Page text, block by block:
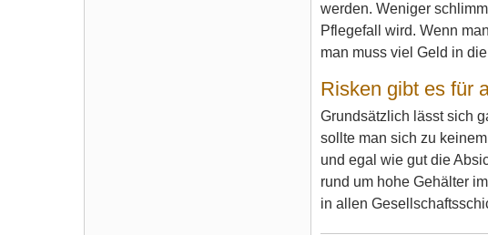
werden. Weniger
Pflegefall wird. Wenn
man muss viel Geld in
Risken gibt es für
Grundsätzlich lässt sich
sollte man sich zu
und egal wie gut die
rund um hohe Gehälter
in allen